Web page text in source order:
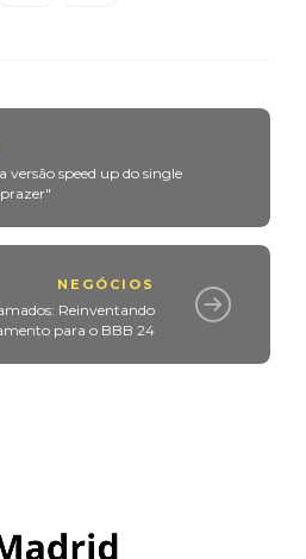
versão speed up do single
NEGÓCIOS
Reinventando
para o BBB 24